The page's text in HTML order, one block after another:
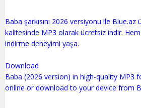
Baba şarkısını 2026 versiyonu ile
kalitesinde MP3 olarak ücretsiz indir. Hem
indirme deneyimi yaşa.
Download
Baba (2026 version) in high-quality MP3
online or download to your device from